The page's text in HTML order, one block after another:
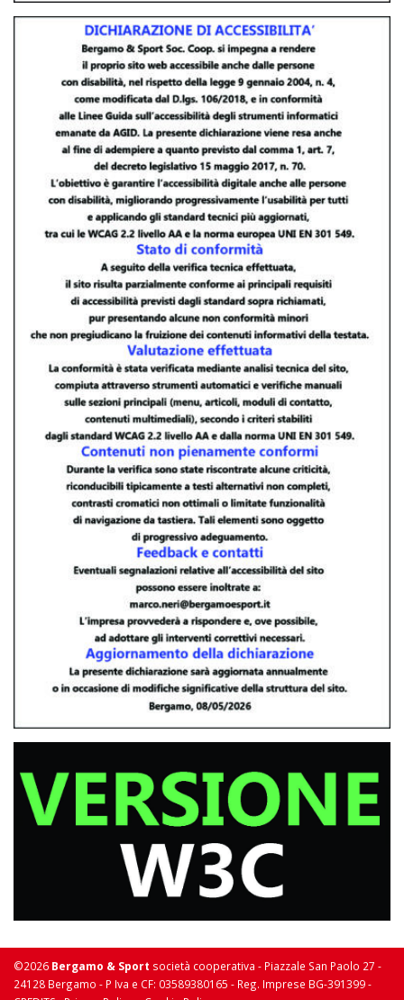
©2026 Bergamo & Sport società cooperativa - Piazzale San Paolo 27 -
24128 Bergamo - P Iva e CF: 03589380165 - Reg. Imprese BG-391399 -